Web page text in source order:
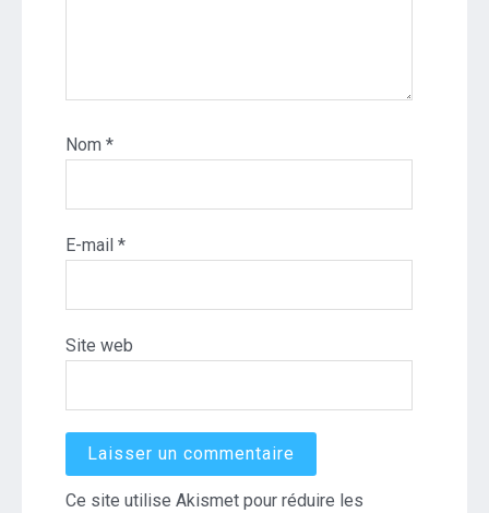
Nom *
E-mail *
Site web
Ce site utilise Akismet pour réduire les